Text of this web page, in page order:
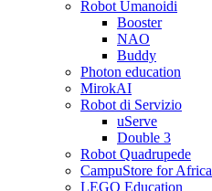
Robot Umanoidi
Booster
NAO
Buddy
Photon education
MirokAI
Robot di Servizio
uServe
Double 3
Robot Quadrupede
CampuStore for Africa
LEGO Education